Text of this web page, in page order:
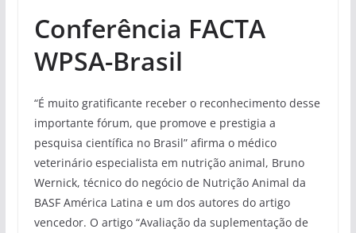
Conferência FACTA
WPSA-Brasil
“É muito gratificante receber o reconhecimento desse
importante fórum, que promove e prestigia a
pesquisa científica no Brasil” afirma o médico
veterinário especialista em nutrição animal, Bruno
Wernick, técnico do negócio de Nutrição Animal da
BASF América Latina e um dos autores do artigo
vencedor. O artigo “Avaliação da suplementação de